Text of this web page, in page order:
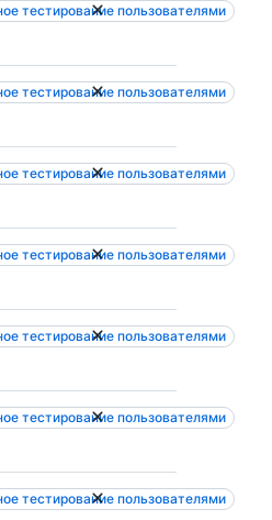
тестирование пользователями
тестирование пользователями
тестирование пользователями
тестирование пользователями
тестирование пользователями
тестирование пользователями
тестирование пользователями